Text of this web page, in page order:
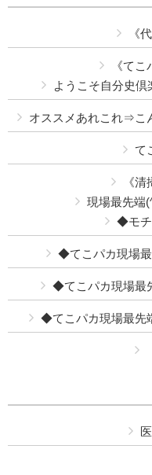
《
《て
ようこそ自分史倶
オススメあれこれ⇒こ
て
《
現場最先端
◆モチ
◆てこパカ現場
◆てこパカ現場最
◆てこパカ現場最先